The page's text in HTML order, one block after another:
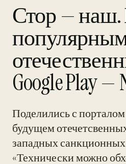
Стор — наш.
Google Play —
Поделились с
будущем
западных
«Технически можно